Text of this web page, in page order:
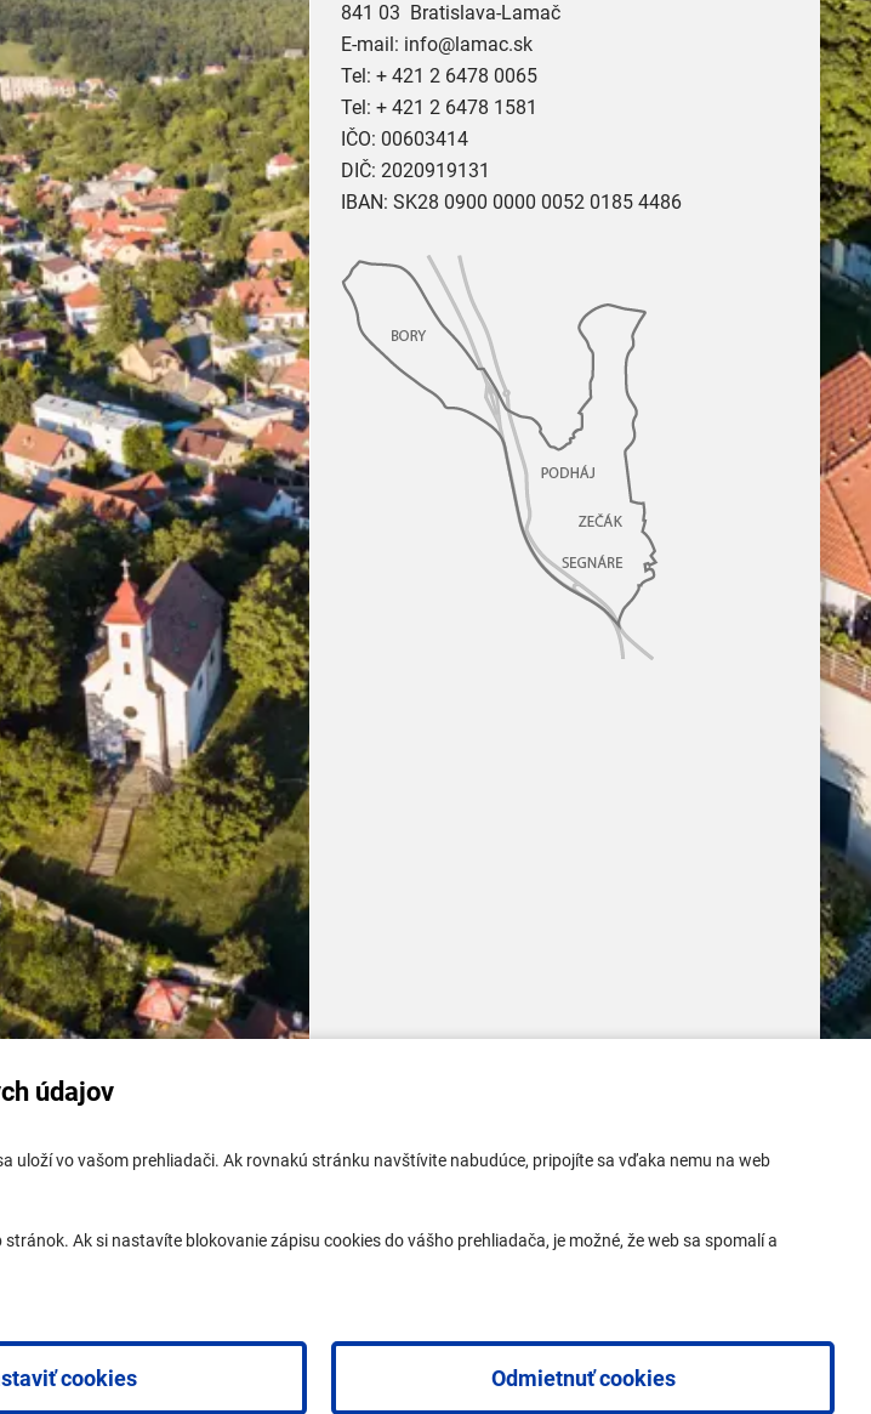
údajov
vo vašom prehliadači. Ak rovnakú stránku navštívite nabudúce, pripojíte sa vďaka nemu na web
Ak si nastavíte blokovanie zápisu cookies do vášho prehliadača, je možné, že web sa spomalí a
cookies Odmietnuť cookies
841 03 Bratislava-Lamač
E-mail: info@lamac.sk
Tel:+ 421 2 6478 0065
Tel:+ 421 2 6478 1581
IČO: 00603414
DIČ: 2020919131
IBAN: SK28 0900 0000 0052 0185 4486